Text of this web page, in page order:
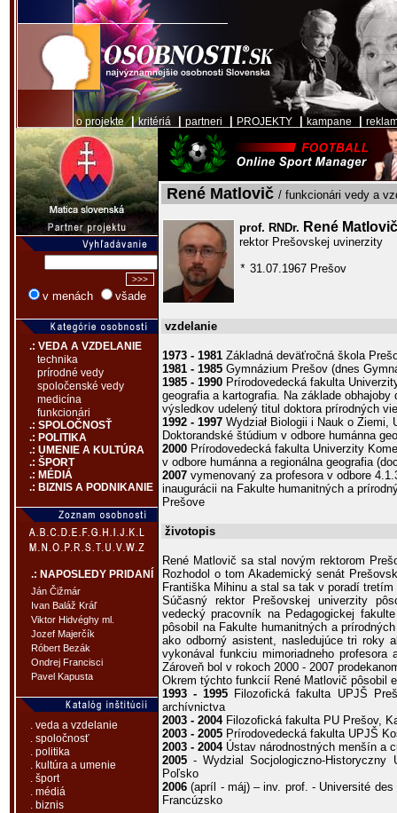
o projekte|kritériá partneri PROJEKTY kampane
v menách všade
.: VEDA A VZDELANIE
technika
prírodné vedy
spoločenské vedy
medicína
funkcionári
.: SPOLOČNOSŤ
.: POLITIKA
.: UMENIE A KULTÚRA
.: ŠPORT
.: MÉDIÁ
.: BIZNIS A PODNIKANIE
.: NAPOSLEDY PRIDANÍ
Ján Čižmár
Ivan Baláž Kráľ
Viktor Hidvéghy ml.
Jozef Majerčík
Róbert Bezák
Ondrej Francisci
Pavel Kapusta
. veda a vzdelanie
. spoločnosť
. politika
. kultúra a umenie
. šport
. médiá
. biznis
René Matlovič / funkcionári vedy a
prof. RNDr. René
rektor Prešovskej uvinerzity
* 31.07.1967 Prešov
vzdelanie
1973 - 1981 Základná deväťročná škola
1981 - 1985 Gymnázium Prešov (dnes
1985 - 1990 Prírodovedecká fakulta
geografia a kartografia. Na základe
výsledkov udelený titul doktora prírodných
1992 - 1997 Wydział Biologii i Nauk o
Doktorandské štúdium v odbore humánna
2000 Prírodovedecká fakulta Univerzity
v odbore humánna a regionálna geografia
2007 vymenovaný za profesora v odbore
inaugurácii na Fakulte humanitných a
Prešove
životopis
René Matlovič sa stal novým rektorom
Rozhodol o tom Akademický senát
Františka Mihinu a stal sa tak v poradí
Súčasný rektor Prešovskej univerzity
vedecký pracovník na Pedagogickej
pôsobil na Fakulte humanitných a
ako odborný asistent, nasledujúce tri roky
vykonával funkciu mimoriadneho
Zároveň bol v rokoch 2000 - 2007
Okrem týchto funkcií René Matlovič pôsobil
1993 - 1995 Filozofická fakulta UPJŠ
archívnictva
2003 - 2004 Filozofická fakulta PU Prešov,
2003 - 2005 Prírodovedecká fakulta UPJŠ
2003 - 2004 Ústav národnostných menšín a
2005- Wydzial Socjologiczno-Historyczny
Poľsko
2006(apríl - máj) – inv. prof. - Université
Francúzsko